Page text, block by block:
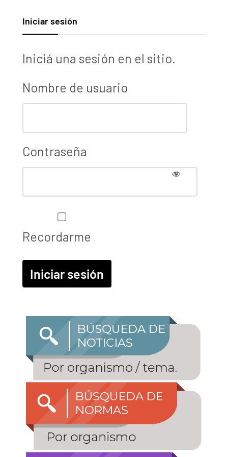
Iniciar sesión
Iniciá una sesión en el sitio.
Nombre de usuario
Contraseña
Recordarme